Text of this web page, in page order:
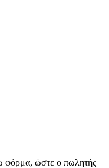
φόρμα, ώστε ο πωλητής